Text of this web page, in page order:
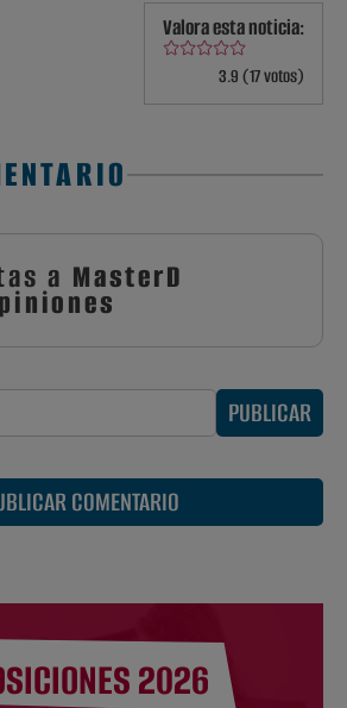
Valora esta noticia:
3.9 (17 votos)
a MasterD
PUBLICAR
COMENTARIO
2026